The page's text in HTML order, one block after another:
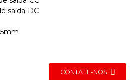
saída DC
CONTATE-NOS